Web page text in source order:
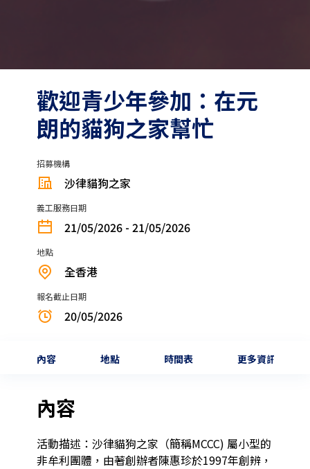
歡迎青少年參加：在元
朗的貓狗之家幫忙
招募機構
沙律貓狗之家
義工服務日期
21/05/2026 - 21/05/2026
地點
全香港
報名截止日期
20/05/2026
內容 地點 時間表 更多資訊
內容
活動描述：沙律貓狗之家（簡稱MCCC) 屬小型的
非牟利團體，由著創辦者陳惠珍於1997年創辨，